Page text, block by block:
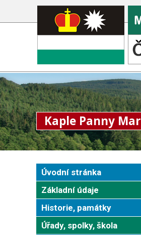
Kaple Panny
Úvodní stránka
Základní údaje
Historie, památky
Úřady, spolky, škola